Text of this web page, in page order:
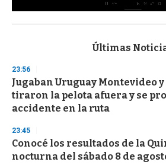
s
d
s
o
f
3
s
e
c
o
Últimas
23:56
Jugaban Uruguay Montevideo
tiraron la pelota afuera y se
accidente en la ruta
23:45
Conocé los resultados de la
nocturna del sábado 8 de